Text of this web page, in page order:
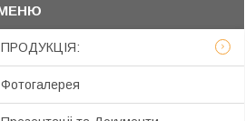
ПРОДУКЦІЯ:
Фотогалерея